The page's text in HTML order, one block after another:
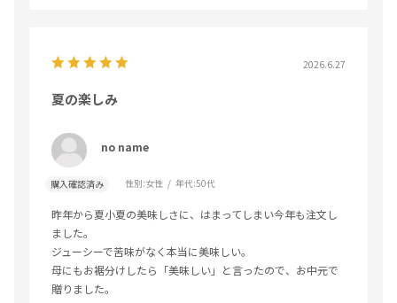
2026.6.27
夏の楽しみ
no name
購入確認済み 性別:女性 年代:50代
昨年から夏小夏の美味しさに、はまってしまい今年も注文し
ました。
ジューシーで苦味がなく本当に美味しい。
母にもお裾分けしたら「美味しい」と言ったので、お中元で
贈りました。